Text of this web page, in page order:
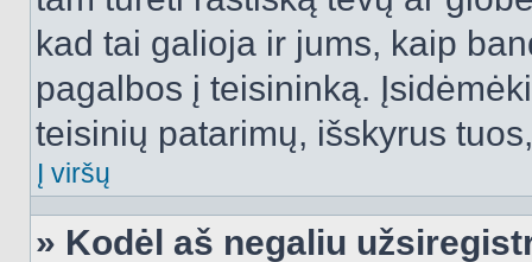
kad tai galioja ir jums, kaip
pagalbos į teisininką.
teisinių patarimų, išskyrus
Į viršų
» Kodėl aš negaliu